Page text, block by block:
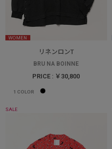
WOMEN
リネンロンT
BRU NA BOINNE
PRICE : ￥30,800
1 COLOR
SALE